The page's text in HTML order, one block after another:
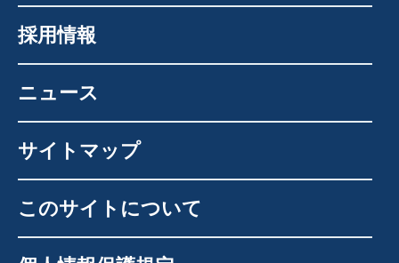
採用情報
ニュース
サイトマップ
このサイトについて